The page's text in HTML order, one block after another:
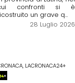
confronti si è
un grave q...
28 Luglio 2026
LACRONACA24+